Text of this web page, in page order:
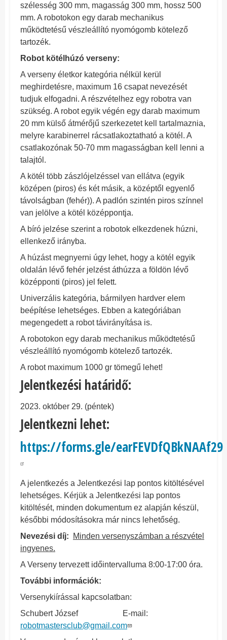
szélesség 300 mm, magasság 300 mm, hossz 500
mm. A robotokon egy darab mechanikus
működtetésű vészleállító nyomógomb kötelező
tartozék.
Robot kötélhúzó verseny:
A verseny életkor kategória nélkül kerül
meghirdetésre, maximum 16 csapat nevezését
tudjuk elfogadni. A részvételhez egy robotra van
szükség. A robot egyik végén egy darab maximum
20 mm külső átmérőjű szerkezetet kell tartalmaznia,
melyre karabinerrel rácsatlakoztatható a kötél. A
csatlakozónak 50-70 mm magasságban kell lenni a
talajtól.
A kötél több zászlójelzéssel van ellátva (egyik
középen (piros) és két másik, a középtől egyenlő
távolságban (fehér)). A padlón szintén piros színnel
van jelölve a kötél középpontja.
A bíró jelzése szerint a robotok elkezdenek húzni,
ellenkező irányba.
A húzást megnyerni úgy lehet, hogy a kötél egyik
oldalán lévő fehér jelzést áthúzza a földön lévő
középponti (piros) jel felett.
Univerzális kategória, bármilyen hardver elem
beépítése lehetséges. Ebben a kategóriában
megengedett a robot távirányítása is.
A robotokon egy darab mechanikus működtetésű
vészleállító nyomógomb kötelező tartozék.
A robot maximum 1000 gr tömegű lehet!
Jelentkezési határidő:
2023. október 29. (péntek)
Jelentkezni lehet:
https://forms.gle/earFEVDfQBkNAAf29
A jelentkezés a Jelentkezési lap pontos kitöltésével
lehetséges. Kérjük a Jelentkezési lap pontos
kitöltését, minden dokumentum ez alapján készül,
későbbi módosításokra már nincs lehetőség.
Nevezési díj:
Minden versenyszámban a részvétel
ingyenes.
A Verseny tervezett időintervalluma 8:00-17:00 óra.
További információk:
Versenykiírással kapcsolatban:
Schubert József E-mail:
robotmastersclub@gmail.com